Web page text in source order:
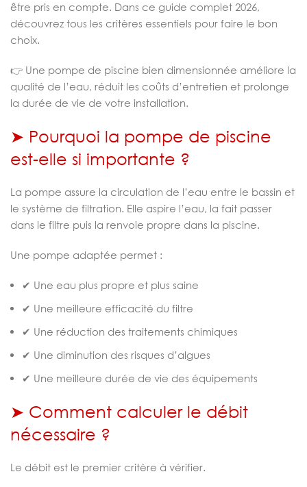
être pris en compte. Dans ce guide complet 2026,
découvrez tous les critères essentiels pour faire le bon
choix.
👉 Une pompe de piscine bien dimensionnée améliore la
qualité de l’eau, réduit les coûts d’entretien et prolonge
la durée de vie de votre installation.
➤ Pourquoi la pompe de piscine
est-elle si importante ?
La pompe assure la circulation de l’eau entre le bassin et
le système de filtration. Elle aspire l’eau, la fait passer
dans le filtre puis la renvoie propre dans la piscine.
Une pompe adaptée permet :
✔ Une eau plus propre et plus saine
✔ Une meilleure efficacité du filtre
✔ Une réduction des traitements chimiques
✔ Une diminution des risques d’algues
✔ Une meilleure durée de vie des équipements
➤ Comment calculer le débit
nécessaire ?
Le débit est le premier critère à vérifier.